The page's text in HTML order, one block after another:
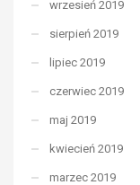
wrzesień 2019
sierpień 2019
lipiec 2019
czerwiec 2019
maj 2019
kwiecień 2019
marzec 2019